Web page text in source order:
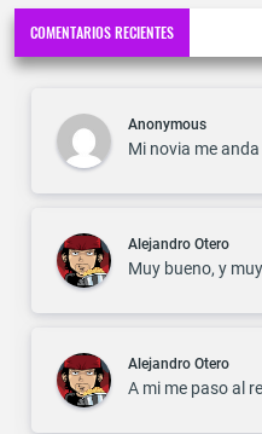
COMENTARIOS RECIENTES
Anonymous
Mi novia me
Alejandro Otero
Muy bueno, y
Alejandro Otero
A mi me paso al